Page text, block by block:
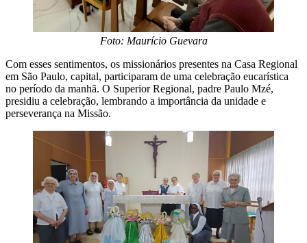
Foto: Maurício Guevara
Com esses sentimentos, os missionários presentes na Casa Regional
em São Paulo, capital, participaram de uma celebração eucarística
no período da manhã. O Superior Regional, padre Paulo Mzé,
presidiu a celebração, lembrando a importância da unidade e
perseverança na Missão.